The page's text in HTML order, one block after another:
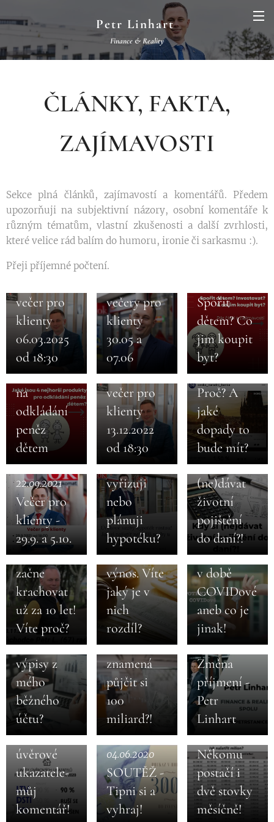
Petr Linhart
Finance & Reality
ČLÁNKY, FAKTA,
ZAJÍMAVOSTI
Sekce plná článků, zajímavostí a komentářů. Předem
upozorňuji na subjektivní názory, osobní komentáře k
různým tématům, vlastní zkušenosti a další zvrhlosti,
které velice rád balím do humoru, ironie či sarkasmu :).
Přeji příjemné počtení.
26.02.2025
večer pro
klienty
06.03.2025
od 18:30
23.05.2023
večery pro
klienty
30.05 a
07.06
Spořit
dětem? Co
jim koupit
byt?
20.12.2022
4 nejhorší
produkty
na
odkládání
peněz
dětem
04.10.2022
Online
večer pro
klienty
13.12.2022
od 18:30
ČNB
razantně
zvýšila
úrokové
sazby.
Proč? A
jaké
dopady to
bude mít?
22.09.2021
Večer pro
klienty -
29.9. a 5.10.
30.04.2021
Hypotéky
prudce
zdražují.
Jak se
chovat,
když už
mám,
vyřizuji
nebo
plánuji
hypotéku?
25.01.2021
Kdy si
(ne)dávat
životní
pojištění
do daní?!
12.11.2020
Náš
důchodový
systém
začne
krachovat
už za 10 let!
Víte proč?
12.11.2020
Reálný vs.
Nominální
výnos. Víte
jaký je v
nich
rozdíl?
21.10.2020
Hypotéky
v době
COVIDové
aneb co je
jinak!
14.10.2020
Proč chtějí
banky
kompletní
výpisy z
mého
běžného
účtu?
31.08.2020
Státní dluh
alias co
znamená
půjčit si
100
miliard?!
16.07.2020
Změna
příjmení -
Petr
Linhart
22.06.2020
ČNB ruší a
uvolňuje
úvěrové
ukazatele-
můj
komentář!
04.06.2020
SOUTĚŽ -
Tipni si a
vyhraj!
26.05.2020
Jak našetřit
milion?
Někomu
postačí i
dvě stovky
měsíčně!
07.05.2020
Proč se
(ne)radovat
ze zrušení
07.05.2020
Chyba ve
výpočtech